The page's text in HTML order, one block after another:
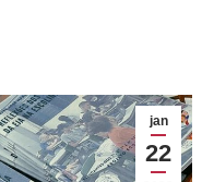
jan
22